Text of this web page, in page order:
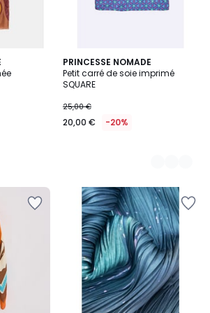
PRINCESSE NOMADE
Petit carré de soie imprimé
SQUARE
25,00 €
20,00 € -20%
2
Couleurs